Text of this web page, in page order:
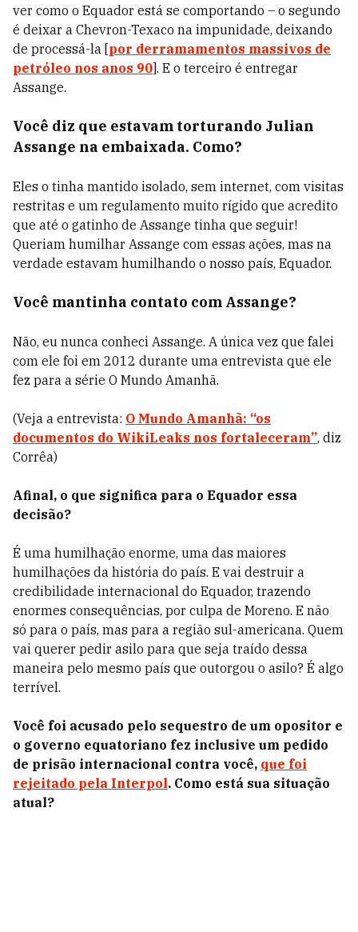
ver como o Equador está se comportando – o segundo
é deixar a Chevron-Texaco na impunidade, deixando
de processá-la [por derramamentos massivos de
petróleo nos anos 90]. E o terceiro é entregar
Assange.
Você diz que estavam torturando Julian
Assange na embaixada. Como?
Eles o tinha mantido isolado, sem internet, com visitas
restritas e um regulamento muito rígido que acredito
que até o gatinho de Assange tinha que seguir!
Queriam humilhar Assange com essas ações, mas na
verdade estavam humilhando o nosso país, Equador.
Você mantinha contato com Assange?
Não, eu nunca conheci Assange. A única vez que falei
com ele foi em 2012 durante uma entrevista que ele
fez para a série O Mundo Amanhã.
(Veja a entrevista: O Mundo Amanhã: “os
documentos do WikiLeaks nos fortaleceram”, diz
Corrêa)
Afinal, o que significa para o Equador essa
decisão?
É uma humilhação enorme, uma das maiores
humilhações da história do país. E vai destruir a
credibilidade internacional do Equador, trazendo
enormes consequências, por culpa de Moreno. E não
só para o país, mas para a região sul-americana. Quem
vai querer pedir asilo para que seja traído dessa
maneira pelo mesmo país que outorgou o asilo? É algo
terrível.
Você foi acusado pelo sequestro de um opositor e
o governo equatoriano fez inclusive um pedido
de prisão internacional contra você, que foi
rejeitado pela Interpol. Como está sua situação
atual?